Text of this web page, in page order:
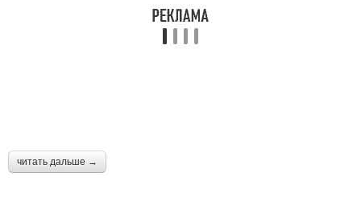
читать дальше →